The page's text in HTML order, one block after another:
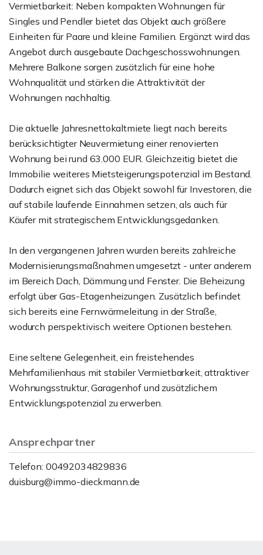
Vermietbarkeit: Neben kompakten Wohnungen für
Singles und Pendler bietet das Objekt auch größere
Einheiten für Paare und kleine Familien. Ergänzt wird das
Angebot durch ausgebaute Dachgeschosswohnungen.
Mehrere Balkone sorgen zusätzlich für eine hohe
Wohnqualität und stärken die Attraktivität der
Wohnungen nachhaltig.
Die aktuelle Jahresnettokaltmiete liegt nach bereits
berücksichtigter Neuvermietung einer renovierten
Wohnung bei rund 63.000 EUR. Gleichzeitig bietet die
Immobilie weiteres Mietsteigerungspotenzial im Bestand.
Dadurch eignet sich das Objekt sowohl für Investoren, die
auf stabile laufende Einnahmen setzen, als auch für
Käufer mit strategischem Entwicklungsgedanken.
In den vergangenen Jahren wurden bereits zahlreiche
Modernisierungsmaßnahmen umgesetzt - unter anderem
im Bereich Dach, Dämmung und Fenster. Die Beheizung
erfolgt über Gas-Etagenheizungen. Zusätzlich befindet
sich bereits eine Fernwärmeleitung in der Straße,
wodurch perspektivisch weitere Optionen bestehen.
Eine seltene Gelegenheit, ein freistehendes
Mehrfamilienhaus mit stabiler Vermietbarkeit, attraktiver
Wohnungsstruktur, Garagenhof und zusätzlichem
Entwicklungspotenzial zu erwerben.
Ansprechpartner
Telefon: 00492034829836
duisburg@immo-dieckmann.de